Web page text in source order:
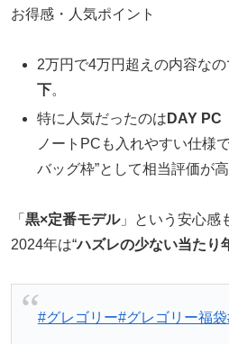
お得感・人気ポイント
2万円で4万円超えの内容な
下。
特に人気だったのは DAY PC
ノートPCも入れやすい仕様
バッグ枠”として相当評価が高
「 黒×定番モデル」という安心感
2024年は“ハズレの少ない当たり
#グレゴリー#グレゴリー福袋